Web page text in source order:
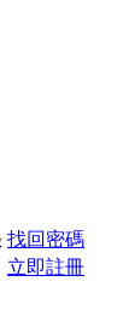
找回密碼
立即註冊